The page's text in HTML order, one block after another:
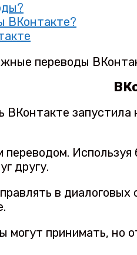
ВКонтакте?
переводы
ВКонтакте
другу.
в
принимать, но